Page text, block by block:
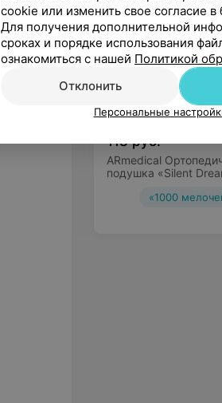
118 руб.
ARmedical
подушка «Silent
«1000
cookie или изменить свое согласие
Для получения дополнительной
сроках и порядке использования
ознакомиться с нашей Политикой
Отклонить
Персональные